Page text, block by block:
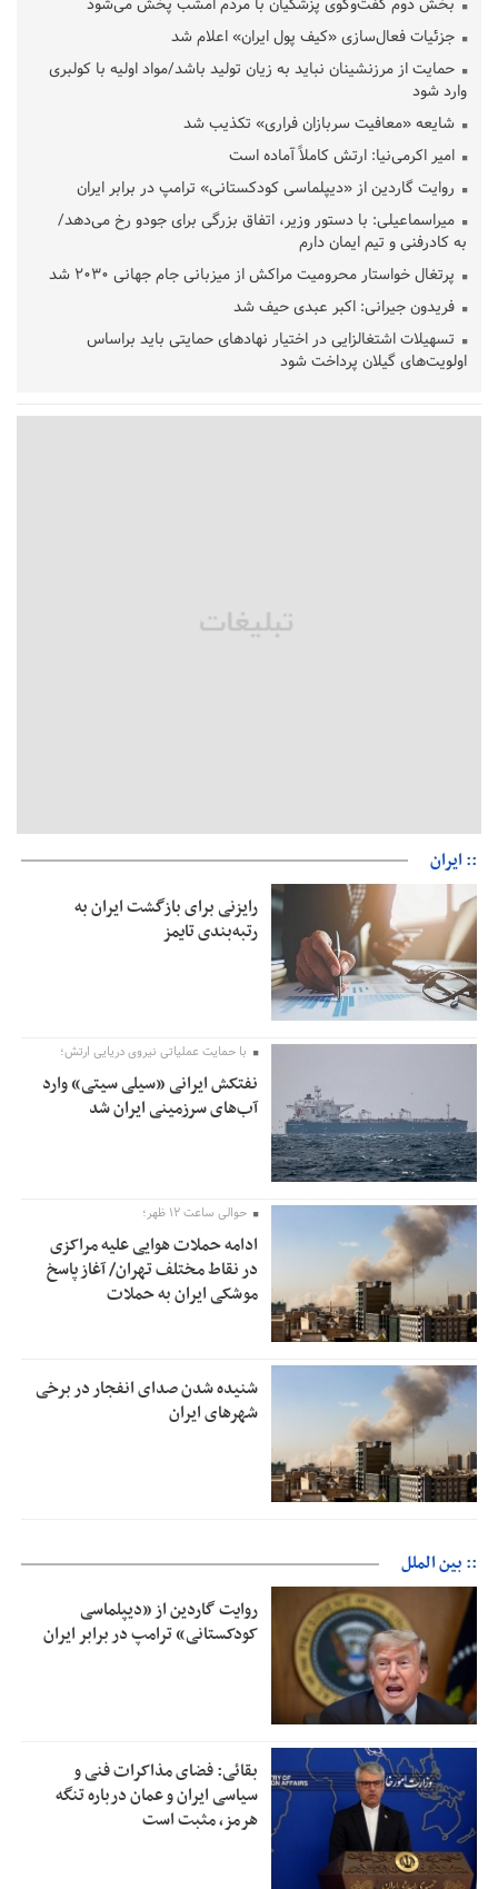
جزئیات فعال‌سازی «کیف پول ایران» اعلام شد
حمایت از مرزنشینان نباید به زیان تولید باشد/مواد اولیه با کولبری
وارد شود
شایعه «معافیت سربازان فراری» تکذیب شد
امیر اکرمی‌نیا: ارتش کاملاً آماده است
روایت گاردین از «دیپلماسی کودکستانی» ترامپ در برابر ایران
میراسماعیلی: با دستور وزیر، اتفاق بزرگی برای جودو رخ می‌دهد/
به کادرفنی و تیم ایمان دارم
پرتغال خواستار محرومیت مراکش از میزبانی جام جهانی ۲۰۳۰ شد
فریدون جیرانی: اکبر عبدی حیف شد
تسهیلات اشتغالزایی در اختیار نهادهای حمایتی باید براساس
اولویت‌های گیلان پرداخت شود
قلعه‌نویی مشخص شد
:: ایران
رایزنی برای بازگشت ایران به
رتبه‌بندی تایمز
با حمایت عملیاتی نیروی دریایی ارتش؛
نفتکش ایرانی «سیلی سیتی» وارد
آب‌های سرزمینی ایران شد
حوالی ساعت ۱۲ ظهر؛
ادامه حملات هوایی علیه مراکزی
در نقاط مختلف تهران/ آغاز پاسخ
موشکی ایران به حملات
شنیده شدن صدای انفجار در برخی
شهرهای ایران
:: بین الملل
روایت گاردین از «دیپلماسی
کودکستانی» ترامپ در برابر ایران
بقائی: فضای مذاکرات فنی و
سیاسی ایران و عمان درباره تنگه
هرمز، مثبت است